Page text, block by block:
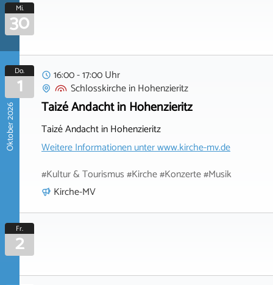
Mi.
30
Oktober 2026
Do.
1
16:00 - 17:00 Uhr
SchlosskircheinHohenzieritz
Taizé Andacht in Hohenzieritz
Taizé Andacht in Hohenzieritz
Weitere Informationen unterwww.kirche-mv.de
#Kultur & Tourismus #Kirche #Konzerte #Musik
Kirche-MV
Fr.
2